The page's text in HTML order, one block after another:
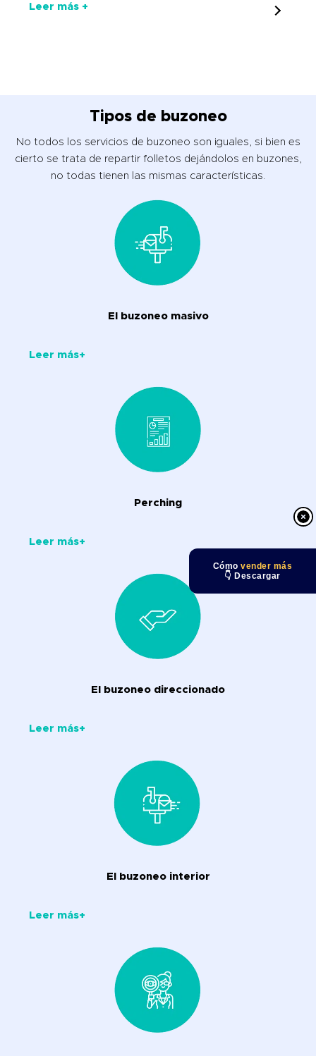
Cómovender más
👇 Descargar
Leer más +
Tipos de buzoneo
No todos los servicios de buzoneo son iguales, si bien es
cierto se trata de repartir folletos dejándolos en buzones,
no todas tienen las mismas características.
El buzoneo masivo
Leer más+
Perching
Leer más+
El buzoneo direccionado
Leer más+
El buzoneo interior
Leer más+